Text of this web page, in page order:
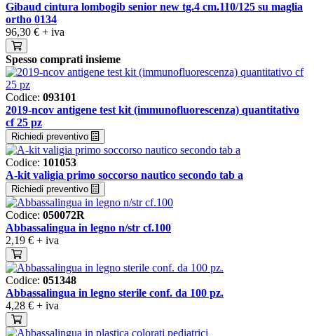
Gibaud cintura lombogib senior new tg.4 cm.110/125 su maglia
ortho 0134
96,30 € + iva
Spesso comprati insieme
Codice: 093101
2019-ncov antigene test kit (immunofluorescenza) quantitativo
cf 25 pz
Richiedi preventivo
Codice: 101053
A-kit valigia primo soccorso nautico secondo tab a
Richiedi preventivo
Codice: 050072R
Abbassalingua in legno n/str cf.100
2,19 € + iva
Codice: 051348
Abbassalingua in legno sterile conf. da 100 pz.
4,28 € + iva